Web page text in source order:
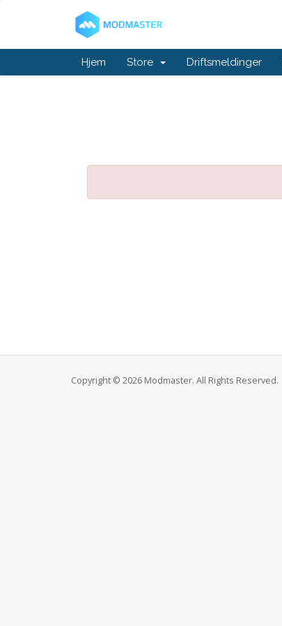
Hjem Store Driftsmeldinger
Copyright © 2026 Modmaster. All Rights Reserved.